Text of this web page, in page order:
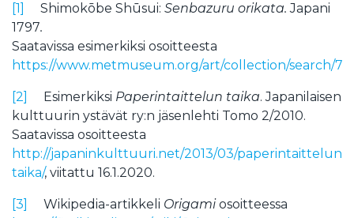
[1] Shimokōbe Shūsui: Senbazuru orikata.Japani
1797.
Saatavissa esimerkiksi osoitteesta
https://www.metmuseum.org/art/collection/search/
[2] Esimerkiksi Paperintaittelun taika. Japanilaisen
kulttuurin ystävät ry:n jäsenlehti Tomo 2/2010.
Saatavissa osoitteesta
http://japaninkulttuuri.net/2013/03/paperintaittelun-
taika/, viitattu 16.1.2020.
[3] Wikipedia-artikkeli Origamiosoitteessa